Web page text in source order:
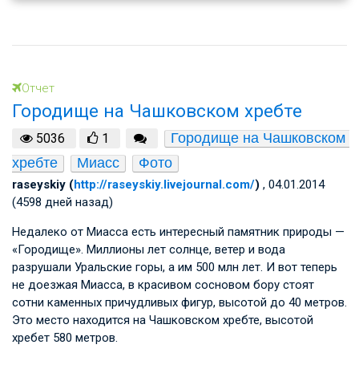
Отчет
Городище на Чашковском хребте
5036 1
Городище на Чашковском
хребте
Миасс Фото
raseyskiy (http://raseyskiy.livejournal.com/) , 04.01.2014
(4598 дней назад)
Недалеко от Миасса есть интересный памятник природы —
«Городище». Миллионы лет солнце, ветер и вода
разрушали Уральские горы, а им 500 млн лет. И вот теперь
не доезжая Миасса, в красивом сосновом бору стоят
сотни каменных причудливых фигур, высотой до 40 метров.
Это место находится на Чашковском хребте, высотой
хребет 580 метров.